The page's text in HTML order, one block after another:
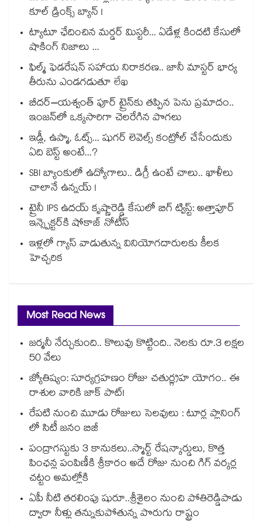
కూల్ డ్రింక్స్ బ్యాన్ !
ట్యాటూ ఛేదించిన మర్డర్ మిస్టరీ... ఏడేళ్ల కిందటి కేసులో
షాకింగ్ నిజాలు ...
ఫిల్మ్ ఫెడరేషన్ సహాయ నిరాకరణ.. జానీ మాస్టర్ భార్య
తీరును ఎండగడుతూ లేఖ
బీదర్–యశ్వంత్ పూర్ ట్రైన్‎కు తప్పిన పెను ప్రమాదం..
ఇంజన్‎లో ఒక్కసారిగా చెలరేగిన పొగలు
ఇడ్లీ, ఉప్మా, ఓట్స్... షుగర్ లెవెల్స్ కంట్రోల్ చేసేందుకు
ఏది బెస్ట్ అంటే...?
SBI బ్యాంకులో ఉద్యోగాలు.. డిగ్రీ ఉంటే చాలు.. ఖాళీలు
చాలానే ఉన్నయ్ !
ట్రైనీ IPS ఉదయ్ కృష్ణారెడ్డి కేసులో బిగ్ ట్విస్ట్: అత్తాపూర్
ఇన్స్పెక్టర్‎కి షోకాజ్ నోటీస్
ఇళ్లలో గ్యాస్ వాడుతున్న వినియోగదారులకు కీలక
హెచ్చరిక
Most Read News
జర్మనీ నేర్చుకుంది.. కొలువు కొట్టింది.. నెలకు రూ.3 లక్షల
50 వేలు
జ్యోతిష్యం: సూర్యగ్రహణం రోజు చతుర్గ్రహ యోగం.. ఈ
రాశుల వారికి జాక్ పాట్!
రేపటి నుంచి మూడు రోజులు సెలవులు : టూర్ల ప్లానింగ్
లో సిటీ జనం బిజీ
పంద్రాగస్టుకు 3 కానుకలు..స్మార్ట్ రేషన్కార్డులు, కొత్త
పింఛన్ల పంపిణీకి శ్రీకారం అదే రోజు నుంచి గిగ్ వర్కర్ల
చట్టం అమల్లోకి
ఏపీ నీటి తరలింపు షురూ..శ్రీశైలం నుంచి పోతిరెడ్డిపాడు
ద్వారా నీళ్లు తన్నుకుపోతున్న పొరుగు రాష్ట్రం